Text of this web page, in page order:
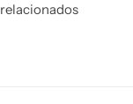
relacionados